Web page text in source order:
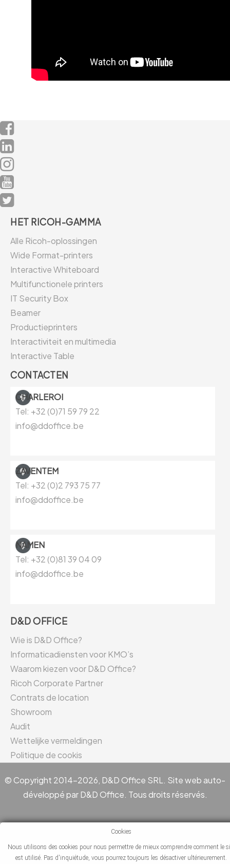
HET RICOH-GAMMA
Alle Ricoh-oplossingen
Wide Format-printers
Interactive Whiteboard
Multifunctionele printers
IT Security Box
Beamer
Productieprinters
Interactiviteit en multimedia
Interactive Table
CONTACTEN
CHARLEROI
Tel: +32 (0)71 59 79 22
info@ddoffice.be
ZAVENTEM
Tel: +32 (0)2 793 75 77
info@ddoffice.be
NAMEN
Tel: +32 (0)81 39 04 09
info@ddoffice.be
D&D OFFICE
Wie is D&D Office?
Informaticadiensten voor KMO’s
Waarom kiezen voor D&D Office?
Ricoh Corporate Partner
Contrats de location
Showroom
Audit
Wettelijke vermeldingen
Politique de cookis
© Copyright 2014-2026, D&D Office SRL. Site web auto-
développé par D&D Office. Tous droits réservés.
Cookies
Nous utilisons des cookies pour nous permettre de mieux comprendre comment le
est utilisé. Pas d'inquiétude, vous pourrez toujours les désactiver ultérieurement.